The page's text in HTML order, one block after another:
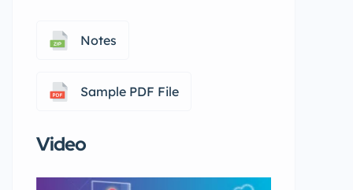
Notes
Sample PDF File
Video